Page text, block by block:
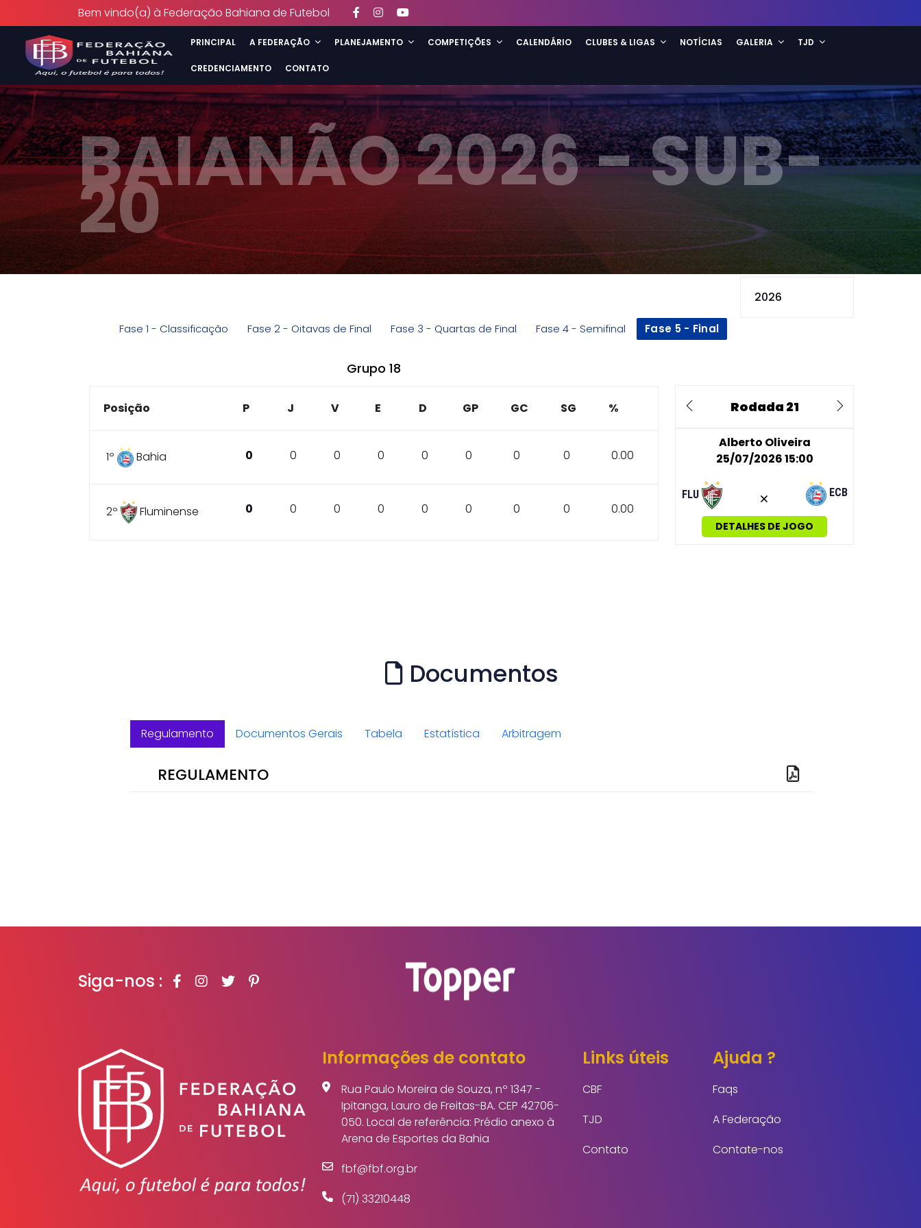
Bem vindo(a) à Federação Bahiana de Futebol
PRINCIPAL A FEDERAÇÃO PLANEJAMENTO COMPETIÇÕES CALENDÁRIO CLUBES & LIGAS NOTÍCIAS GALERIA TJD
CREDENCIAMENTO CONTATO
BAIANÃO 2026 - SUB-
20
Fase 1 - Classificação Fase 2 - Oitavas de Final Fase 3 - Quartas de Final Fase 4 - Semifinal Fase 5 - Final
Grupo 18
Posição P J V E D GP GC SG %
1º Bahia 0 0 0 0 0 0 0 0 0.00
2º Fluminense 0 0 0 0 0 0 0 0 0.00
Rodada 21
Previous
Next
Alberto Oliveira
25/07/2026 15:00
FLU ECB
DETALHES DE JOGO
Documentos
Regulamento Documentos Gerais Tabela Estatística Arbitragem
REGULAMENTO
Siga-nos :
Informações de contato
Rua Paulo Moreira de Souza, nº 1347 -
Ipitanga, Lauro de Freitas-BA. CEP 42706-
050. Local de referência: Prédio anexo à
Arena de Esportes da Bahia
fbf@fbf.org.br
(71) 33210448
Links úteis
CBF
TJD
Contato
Ajuda ?
Faqs
A Federação
Contate-nos